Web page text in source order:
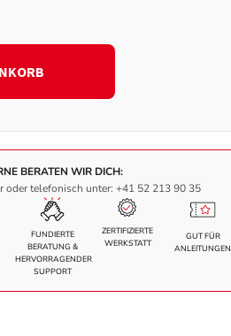
BERATEN WIR DICH:
oder telefonisch unter: +41 52 213 90 35
FUNDIERTE
BERATUNG &
HERVORRAGENDER
SUPPORT
ZERTIFIZIERTE
WERKSTATT
GUT FÜR
ANLEITUNGEN